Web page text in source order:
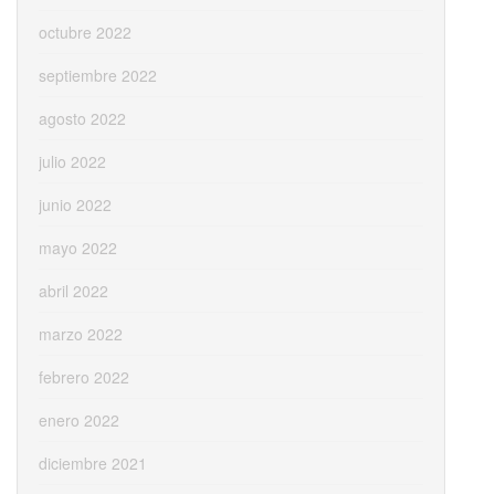
octubre 2022
septiembre 2022
agosto 2022
julio 2022
junio 2022
mayo 2022
abril 2022
marzo 2022
febrero 2022
enero 2022
diciembre 2021